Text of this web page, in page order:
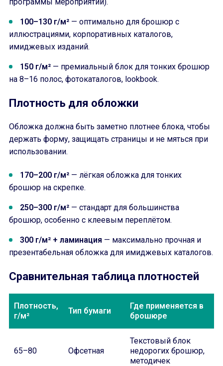
100–130 г/м² — оптимально для брошюр с
иллюстрациями, корпоративных каталогов,
имиджевых изданий.
150 г/м² — премиальный блок для тонких брошюр
на 8–16 полос, фотокаталогов, lookbook.
Плотность для обложки
Обложка должна быть заметно плотнее блока, чтобы
держать форму, защищать страницы и не мяться при
использовании.
170–200 г/м² — лёгкая обложка для тонких
брошюр на скрепке.
250–300 г/м² — стандарт для большинства
брошюр, особенно с клеевым переплётом.
300 г/м² + ламинация — максимально прочная и
презентабельная обложка для имиджевых каталогов.
Сравнительная таблица плотностей
Плотность,
г/м²
Тип бумаги
Где применяется в
брошюре
65–80 Офсетная
Текстовый блок
недорогих брошюр,
методичек